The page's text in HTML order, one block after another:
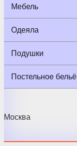
Мебель
Одеяла
Подушки
Постельное бельё
Москва